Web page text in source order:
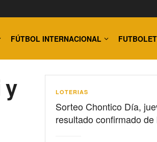
FÚTBOL INTERNACIONAL
y
LOTERIAS
Sorteo Chontico Día,
resultado confirmado